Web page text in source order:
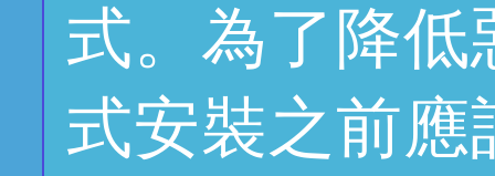
式。為了降低
式安裝之前應